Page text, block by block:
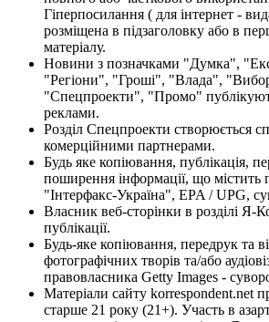
Гіперпосилання ( для інтернет -
розміщена в підзаголовку або в
матеріалу.
Новини з позначками "Думка",
"Регіони", "Гроші", "Влада",
"Спецпроекти", "Промо"
реклами.
Розділ Спецпроекти створюється
комерційними партнерами.
Будь яке копіювання, публікація,
поширення інформації, що містить
"Інтерфакс-Україна", EPA / UPG,
Власник веб-сторінки в розділі Я-
публікації.
Будь-яке копіювання, передрук та
фотографічних творів та/або
правовласника Getty Images -
Матеріали сайту korrespondent.net
старше 21 року (21+). Участь в